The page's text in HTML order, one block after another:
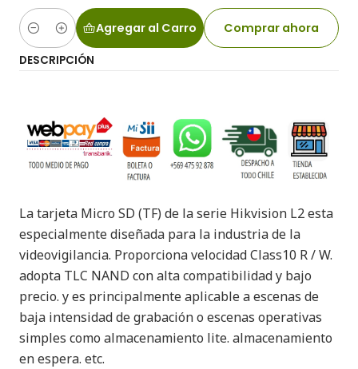
Cantidad
Agregar al Carro Comprar ahora
DESCRIPCIÓN
La tarjeta Micro SD (TF) de la serie Hikvision L2 esta
especialmente diseñada para la industria de la
videovigilancia. Proporciona velocidad Class10 R / W.
adopta TLC NAND con alta compatibilidad y bajo
precio. y es principalmente aplicable a escenas de
baja intensidad de grabación o escenas operativas
simples como almacenamiento lite. almacenamiento
en espera. etc.